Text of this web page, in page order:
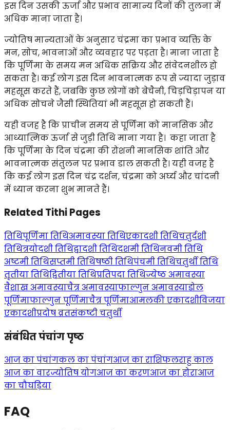
इस दिन उसकी ऊर्जा और प्रभाव सामान्य दिनों की तुलना में
अधिक माना जाता है।
ज्योतिष मान्यताओं के अनुसार चंद्रमा का प्रभाव व्यक्ति के
मन, सोच, भावनाओं और व्यवहार पर पड़ता है। माना जाता है
कि पूर्णिमा के समय मन अधिक सक्रिय और संवेदनशील हो
सकता है। कई लोग इस दिन भावनात्मक रूप से ज्यादा जुड़ाव
महसूस करते हैं, जबकि कुछ लोगों को बेचैनी, चिड़चिड़ापन या
अधिक सोचने जैसी स्थितियां भी महसूस हो सकती हैं।
यही वजह है कि प्राचीन समय से पूर्णिमा को मानसिक और
आध्यात्मिक ऊर्जा से जुड़ी तिथि माना गया है। कहा जाता है
कि पूर्णिमा के दिन चंद्रमा की रोशनी मानसिक शांति और
भावनात्मक संतुलन पर प्रभाव डाल सकती है। यही वजह है
कि कई लोग इस दिन चंद्र दर्शन, चंद्रमा को अर्घ्य और चांदनी
में ध्यान करना शुभ मानते हैं।
Related Tithi Pages
तिथिपूर्णिमा तिथिअमावस्या तिथिएकादशी तिथिचतुर्दशी
तिथित्रयोदशी तिथिद्वादशी तिथिदशमी तिथिनवमी तिथि
अष्टमी तिथिसप्तमी तिथिषष्ठी तिथिपंचमी तिथिचतुर्थी तिथि
तृतीया तिथिद्वितीया तिथिप्रतिपदा तिथिज्येष्ठ अमावस्या
वैशाख अमावस्याचैत्र अमावस्याफाल्गुन अमावस्याडोल
पूर्णिमाफाल्गुन पूर्णिमाचैत्र पूर्णिमाआमलकी एकादशीविजया
एकादशीप्रदोष व्रतसंकष्टी चतुर्थी
संबंधित पंचांग पृष्ठ
आज का पंचांगकल का पंचांगआज का राशिफलराहु काल
आज का वारज्योतिष योगआज का करणआज का होराआज
का चौघड़िया
FAQ